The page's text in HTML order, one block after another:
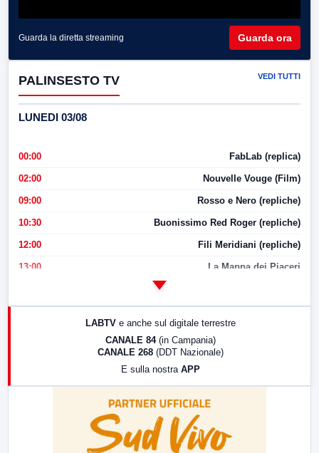
Guarda la diretta streaming Guarda ora
PALINSESTO TV VEDI TUTTI
LUNEDI 03/08
00:00 FabLab (replica)
02:00 Nouvelle Vouge (Film)
09:00 Rosso e Nero (repliche)
10:30 Buonissimo Red Roger (repliche)
12:00 Fili Meridiani (repliche)
13:00 La Mappa dei Piaceri
LABTV e anche sul digitale terrestre
CANALE 84 (in Campania)
CANALE 268 (DDT Nazionale)
E sulla nostra APP